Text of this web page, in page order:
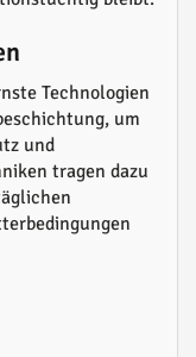
Technologien
um
und
tragen dazu